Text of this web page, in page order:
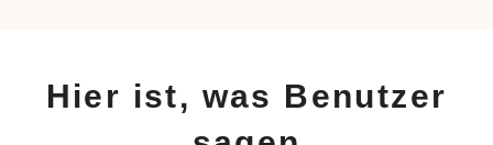
Hier ist, was Benutzer